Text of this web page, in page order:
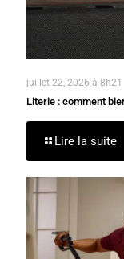
juillet 22, 2026 à 8h21
Literie : comment
Lire la suite